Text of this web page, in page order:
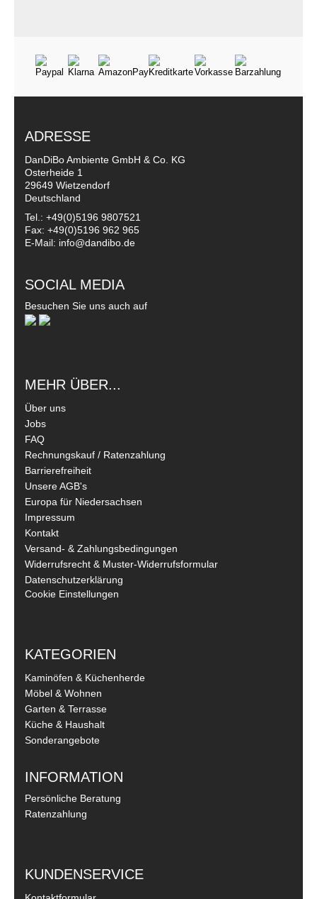
ADRESSE
DanDiBo Ambiente GmbH & Co. KG
Osterheide 1
29649 Wietzendorf
Deutschland
Tel.: +49(0)5196 9807521
Fax: +49(0)5196 962 965
E-Mail: info@dandibo.de
SOCIAL MEDIA
Besuchen Sie uns auch auf
MEHR ÜBER...
Über uns
Jobs
FAQ
Rechnungskauf / Ratenzahlung
Barrierefreiheit
Unsere AGB's
Europa für Niedersachsen
Impressum
Kontakt
Versand- & Zahlungsbedingungen
Widerrufsrecht & Muster-Widerrufsformular
Datenschutzerklärung
Cookie Einstellungen
KATEGORIEN
Kaminöfen & Küchenherde
Möbel & Wohnen
Garten & Terrasse
Küche & Haushalt
Sonderangebote
INFORMATION
Persönliche Beratung
Ratenzahlung
KUNDENSERVICE